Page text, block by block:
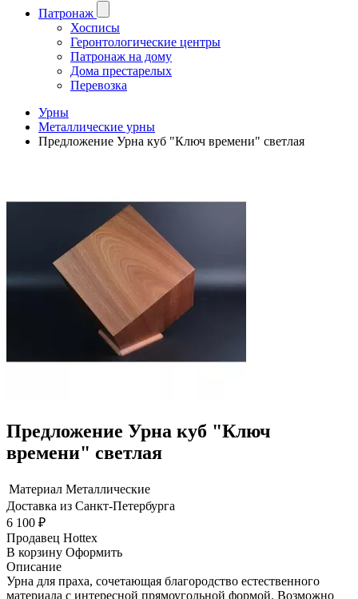
Патронаж
Хосписы
Геронтологические центры
Патронаж на дому
Дома престарелых
Перевозка
Урны
Металлические урны
Предложение Урна куб "Ключ времени" светлая
Предложение Урна куб "Ключ
времени" светлая
Материал Металлические
Доставка из Санкт-Петербурга
6 100 ₽
Продавец Hottex
В корзину Оформить
Описание
Урна для праха, сочетающая благородство естественного
материала с интересной прямоугольной формой. Возможно